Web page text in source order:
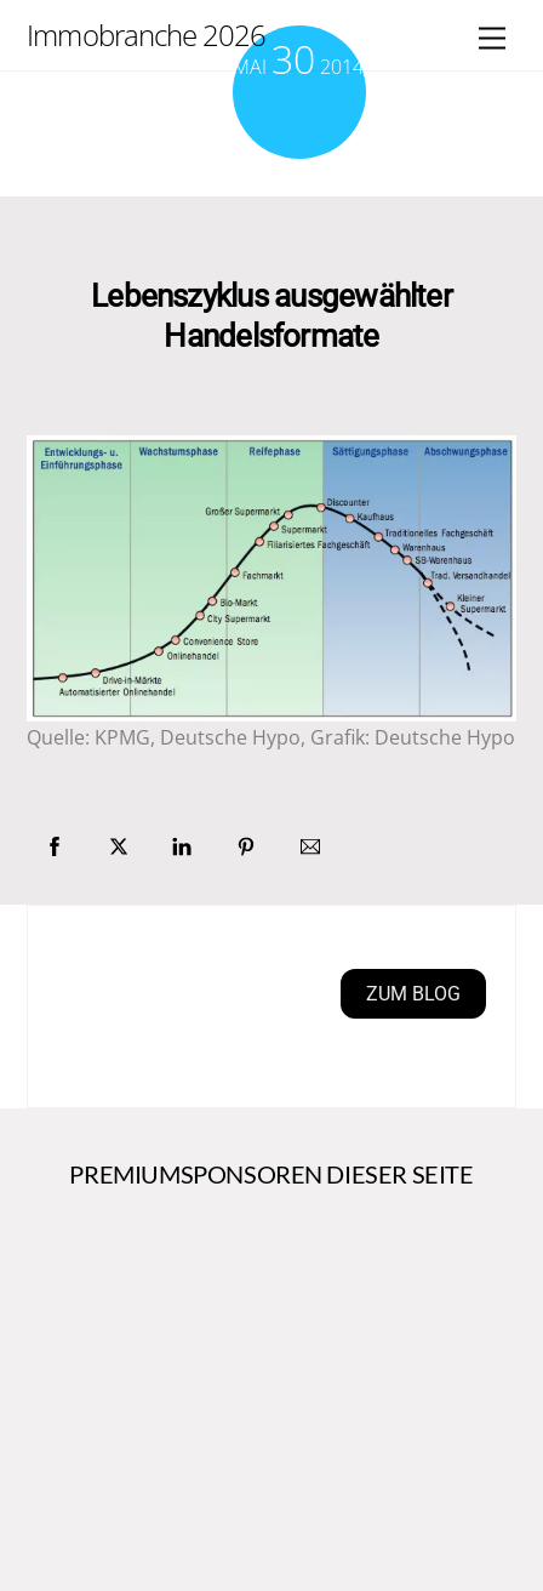
Immobranche 2026
MAI 30 2014
Lebenszyklus ausgewählter
Handelsformate
Quelle: KPMG, Deutsche Hypo, Grafik: Deutsche Hypo
ZUM BLOG
PREMIUMSPONSOREN DIESER SEITE